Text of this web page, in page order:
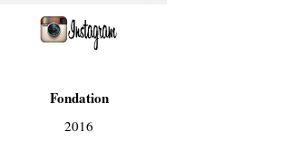
Fondation
2016